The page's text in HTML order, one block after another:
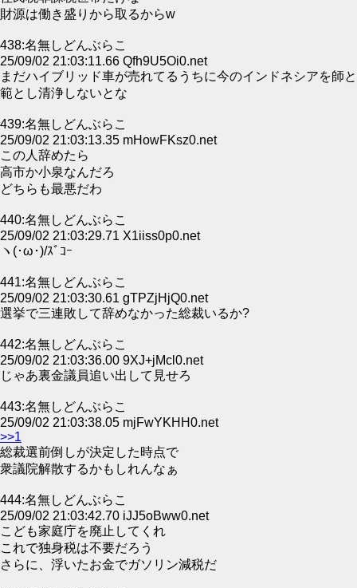
財源は働き盛りから取るからw
438:名無しどんぶらこ
25/09/02 21:03:11.66 Qfh9U5Oi0.net
まだハイブリッド車が売れてるうちに今のインドネシアを師と
範とし清浄しないとな
439:名無しどんぶらこ
25/09/02 21:03:13.35 mHowFKsz0.net
この人辞めたら
高市か小泉なんだろ
どちらも最悪だわ
440:名無しどんぶらこ
25/09/02 21:03:29.71 X1iiss0p0.net
ヽ(･ω･)/ｽﾞｺｰ
441:名無しどんぶらこ
25/09/02 21:03:30.61 gTPZjHjQ0.net
選挙で三連敗して辞めなかった総裁いるか?
442:名無しどんぶらこ
25/09/02 21:03:36.00 9XJ+jMcl0.net
じゃあ裏金議員追い出して見せろ
443:名無しどんぶらこ
25/09/02 21:03:38.05 mjFwYKHH0.net
>>1
総裁選前倒しが決定した時点で
衆議院解散するかもしれんなぁ
444:名無しどんぶらこ
25/09/02 21:03:42.70 iJJ5oBww0.net
こども家庭庁を廃止してくれ
これで独身税は不要だろう
さらに、浮いたお金でガソリン減税だ